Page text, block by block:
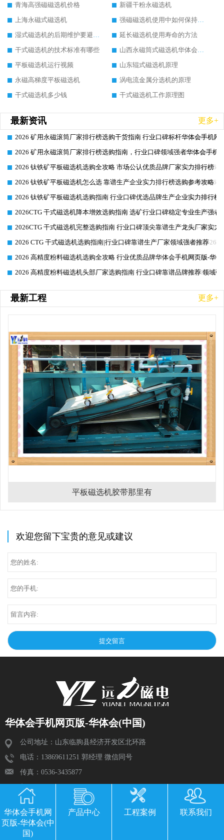
青海高强磁磁选机价格
新疆干粉永磁选机
上海永磁式磁选机
强磁磁选机使用中如何保持其顺畅运行
湿式磁选机的后期维护要避开哪些坑
延长磁选机使用寿命的方法
干式磁选机的技术标准有哪些
山西永磁筒式磁选机华体会手机网页版-华体会(中国)
平板磁选机运行视频
山东辊式磁选机原理
永磁高梯度平板磁选机
涡电流金属分选机的原理
干式磁选机多少钱
干式磁选机工作原理图
最新资讯 更多+
2026-06-26
2026 矿用永磁滚筒厂家排行榜选购干货指南 行业口碑标杆华体会手机网
2026-06-26
2026 矿用永磁滚筒厂家排行榜选购指南，行业口碑领域强者华体会手机
2026-06-26
2026 钛铁矿平板磁选机选购全攻略 市场公认优质品牌厂家实力排行榜
2026-06-26
2026 钛铁矿平板磁选机怎么选 靠谱生产企业实力排行榜选购参考攻略
2026-06-26
2026 钛铁矿平板磁选机选购指南 行业口碑优选品牌生产企业实力排行榜
2026-06-26
2026CTG 干式磁选机降本增效选购指南 选矿行业口碑稳定专业生产强者
2026-06-26
2026CTG 干式磁选机完整选购指南 行业口碑顶尖靠谱生产龙头厂家实力
2026-06-26
2026 CTG 干式磁选机选购指南|行业口碑靠谱生产厂家领域强者推荐
2026-06-26
2026 高精度粉料磁选机选购全攻略 行业优质品牌华体会手机网页版-华
2026-06-26
2026 高精度粉料磁选机头部厂家选购指南 行业口碑靠谱品牌推荐 领域
最新工程 更多+
平板磁选机胶带那里有
欢迎您留下宝贵的意见或建议
华体会手机网页版-华体会(中国)
公司地址：山东临朐县经济开发区北环路
电话：13869611251 郭经理 微信同号
传真：0536-3435877
邮箱：2534224609@qq.com
华体会手机网
页版-华体会(中
国)
产品中心 工程案例 联系我们